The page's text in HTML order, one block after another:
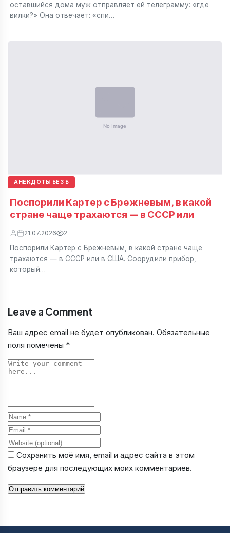
оставшийся дома муж отправляет ей телеграмму: «где
вилки?» Она отвечает: «спи…
АНЕКДОТЫ БЕЗ Б
Поспорили Картер с Брежневым, в какой
стране чаще трахаются — в СССР или
21.07.2026 2
Поспорили Картер с Брежневым, в какой стране чаще
трахаются — в СССР или в США. Соорудили прибор,
который…
Leave a Comment
Ваш адрес email не будет опубликован. Обязательные
поля помечены *
Comment
Name
Email
Website
Сохранить моё имя, email и адрес сайта в этом
браузере для последующих моих комментариев.
Отправить комментарий